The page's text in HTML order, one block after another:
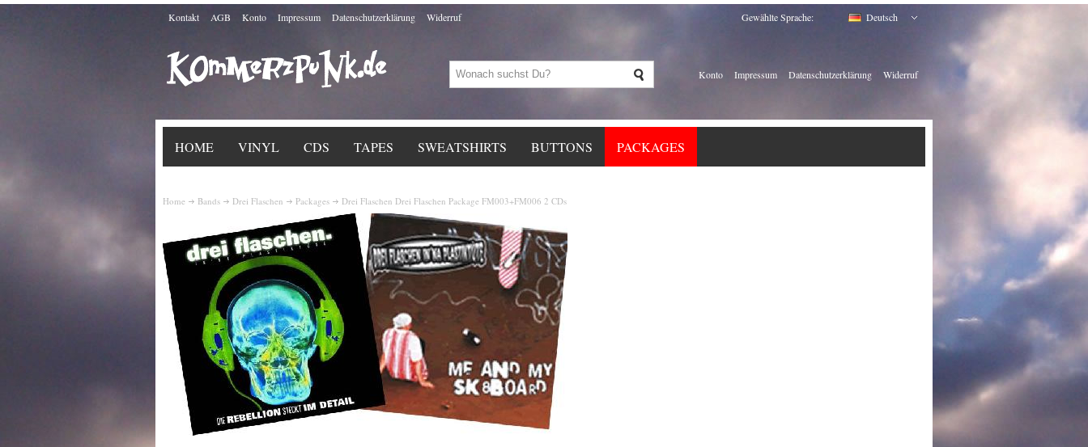
Kontakt AGB Konto Impressum Datenschutzerklärung Widerruf Gewählte Sprache: Deutsch
Konto Impressum Datenschutzerklärung Widerruf
HOME VINYL CDS TAPES SWEATSHIRTS BUTTONS PACKAGES
Home Bands Drei Flaschen Packages Drei Flaschen Drei Flaschen Package FM003+FM006 2 CDs